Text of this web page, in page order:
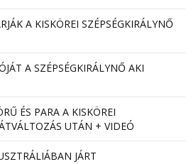
A KISKÖREI SZÉPSÉGKIRÁLYNŐ
A SZÉPSÉGKIRÁLYNŐ AKI
ÉS PARA A KISKÖREI
UTÁN + VIDEÓ
JÁRT